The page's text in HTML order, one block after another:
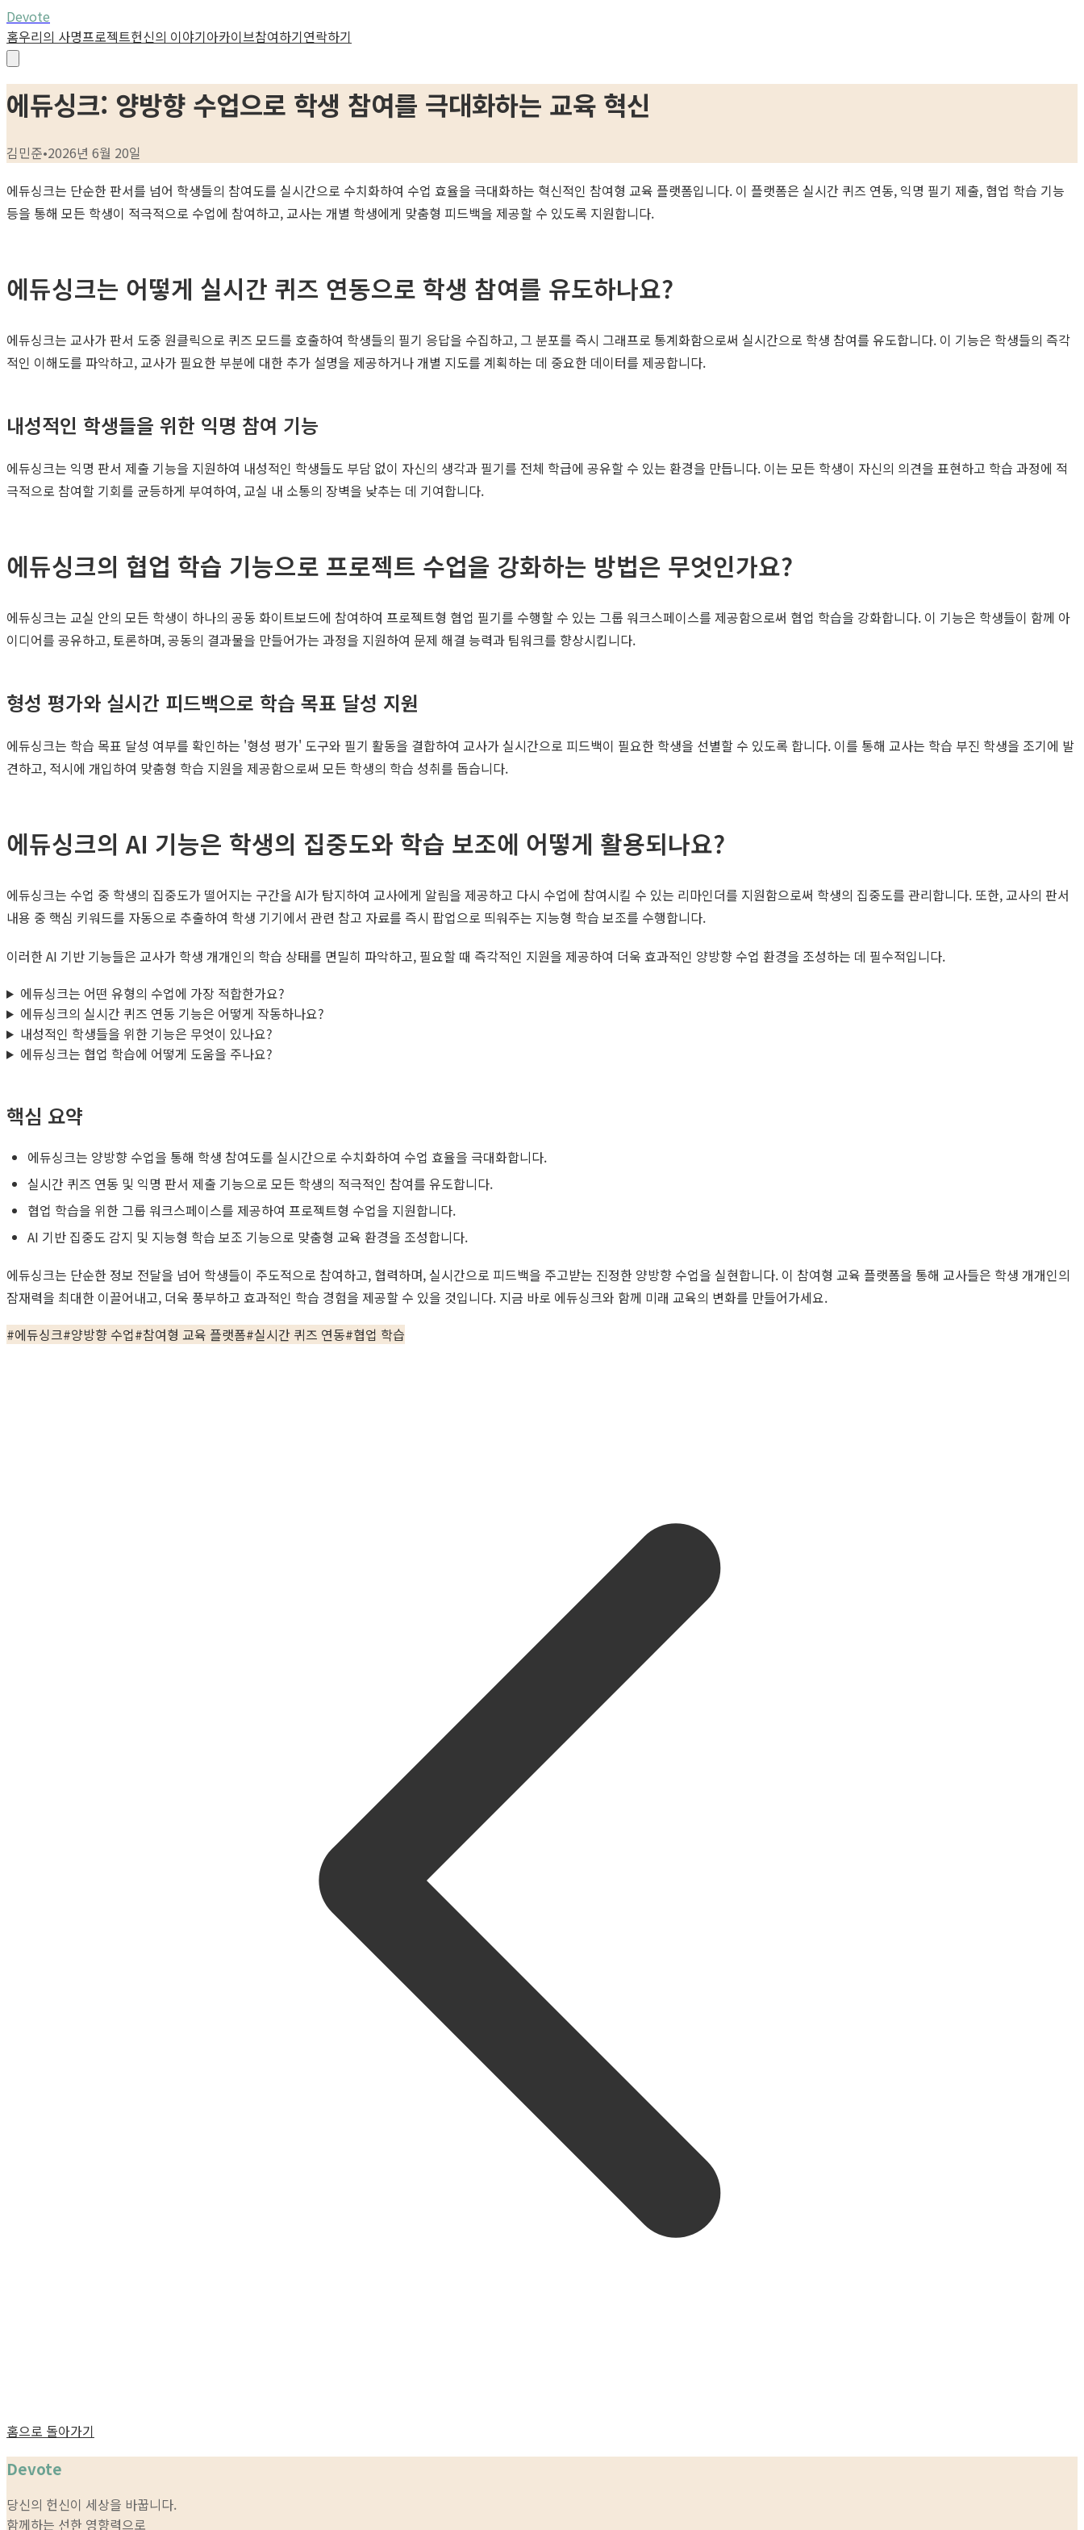
Devote
홈우리의 사명프로젝트헌신의 이야기아카이브참여하기연락하기
에듀싱크: 양방향 수업으로 학생 참여를 극대화하는 교육 혁신
김민준•2026년 6월 20일
에듀싱크는 단순한 판서를 넘어 학생들의 참여도를 실시간으로 수치화하여 수업 효율을 극대화하는 혁신적인 참여형 교육 플랫폼입니다. 이 플랫폼은 실시간 퀴즈 연동, 익명 필기 제출, 협업 학습 기능
등을 통해 모든 학생이 적극적으로 수업에 참여하고, 교사는 개별 학생에게 맞춤형 피드백을 제공할 수 있도록 지원합니다.
에듀싱크는 어떻게 실시간 퀴즈 연동으로 학생 참여를 유도하나요?
에듀싱크는 교사가 판서 도중 원클릭으로 퀴즈 모드를 호출하여 학생들의 필기 응답을 수집하고, 그 분포를 즉시 그래프로 통계화함으로써 실시간으로 학생 참여를 유도합니다. 이 기능은 학생들의 즉각
적인 이해도를 파악하고, 교사가 필요한 부분에 대한 추가 설명을 제공하거나 개별 지도를 계획하는 데 중요한 데이터를 제공합니다.
내성적인 학생들을 위한 익명 참여 기능
에듀싱크는 익명 판서 제출 기능을 지원하여 내성적인 학생들도 부담 없이 자신의 생각과 필기를 전체 학급에 공유할 수 있는 환경을 만듭니다. 이는 모든 학생이 자신의 의견을 표현하고 학습 과정에 적
극적으로 참여할 기회를 균등하게 부여하여, 교실 내 소통의 장벽을 낮추는 데 기여합니다.
에듀싱크의 협업 학습 기능으로 프로젝트 수업을 강화하는 방법은 무엇인가요?
에듀싱크는 교실 안의 모든 학생이 하나의 공동 화이트보드에 참여하여 프로젝트형 협업 필기를 수행할 수 있는 그룹 워크스페이스를 제공함으로써 협업 학습을 강화합니다. 이 기능은 학생들이 함께 아
이디어를 공유하고, 토론하며, 공동의 결과물을 만들어가는 과정을 지원하여 문제 해결 능력과 팀워크를 향상시킵니다.
형성 평가와 실시간 피드백으로 학습 목표 달성 지원
에듀싱크는 학습 목표 달성 여부를 확인하는 '형성 평가' 도구와 필기 활동을 결합하여 교사가 실시간으로 피드백이 필요한 학생을 선별할 수 있도록 합니다. 이를 통해 교사는 학습 부진 학생을 조기에 발
견하고, 적시에 개입하여 맞춤형 학습 지원을 제공함으로써 모든 학생의 학습 성취를 돕습니다.
에듀싱크의 AI 기능은 학생의 집중도와 학습 보조에 어떻게 활용되나요?
에듀싱크는 수업 중 학생의 집중도가 떨어지는 구간을 AI가 탐지하여 교사에게 알림을 제공하고 다시 수업에 참여시킬 수 있는 리마인더를 지원함으로써 학생의 집중도를 관리합니다. 또한, 교사의 판서
내용 중 핵심 키워드를 자동으로 추출하여 학생 기기에서 관련 참고 자료를 즉시 팝업으로 띄워주는 지능형 학습 보조를 수행합니다.
이러한 AI 기반 기능들은 교사가 학생 개개인의 학습 상태를 면밀히 파악하고, 필요할 때 즉각적인 지원을 제공하여 더욱 효과적인 양방향 수업 환경을 조성하는 데 필수적입니다.
에듀싱크는 어떤 유형의 수업에 가장 적합한가요?
에듀싱크의 실시간 퀴즈 연동 기능은 어떻게 작동하나요?
내성적인 학생들을 위한 기능은 무엇이 있나요?
에듀싱크는 협업 학습에 어떻게 도움을 주나요?
핵심 요약
에듀싱크는 양방향 수업을 통해 학생 참여도를 실시간으로 수치화하여 수업 효율을 극대화합니다.
실시간 퀴즈 연동 및 익명 판서 제출 기능으로 모든 학생의 적극적인 참여를 유도합니다.
협업 학습을 위한 그룹 워크스페이스를 제공하여 프로젝트형 수업을 지원합니다.
AI 기반 집중도 감지 및 지능형 학습 보조 기능으로 맞춤형 교육 환경을 조성합니다.
에듀싱크는 단순한 정보 전달을 넘어 학생들이 주도적으로 참여하고, 협력하며, 실시간으로 피드백을 주고받는 진정한 양방향 수업을 실현합니다. 이 참여형 교육 플랫폼을 통해 교사들은 학생 개개인의
잠재력을 최대한 이끌어내고, 더욱 풍부하고 효과적인 학습 경험을 제공할 수 있을 것입니다. 지금 바로 에듀싱크와 함께 미래 교육의 변화를 만들어가세요.
#에듀싱크#양방향 수업#참여형 교육 플랫폼#실시간 퀴즈 연동#협업 학습
홈으로 돌아가기
Devote
당신의 헌신이 세상을 바꿉니다.
함께하는 선한 영향력으로